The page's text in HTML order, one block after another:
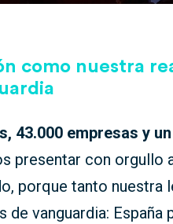
como nuestra
43.000 empresas y un
presentar con orgullo
porque tanto nuestra
vanguardia: España